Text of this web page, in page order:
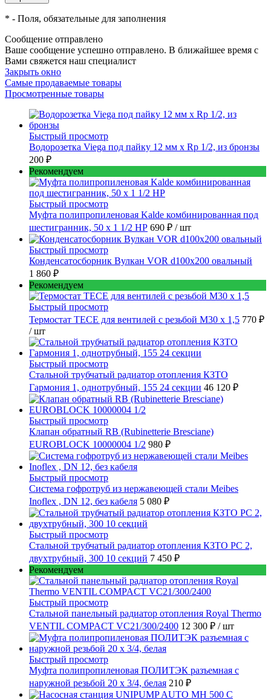
* - Поля, обязательные для заполнения
Сообщение отправлено
Ваше сообщение успешно отправлено. В ближайшее время с
Вами свяжется наш специалист
Закрыть окно
Самые продаваемые товары
Просмотренные товары
Быстрый просмотр
Водорозетка Viega под пайку 12 мм х Rp 1/2, из бронзы
200 ₽
Рекомендуем
Быстрый просмотр
Муфта полипропиленовая Kalde комбинированная под
шестигранник, 50 x 1 1/2 НР 690 ₽ / шт
Быстрый просмотр
Конденсатосборник Вулкан VOR d100x200 овальный
1 860 ₽
Рекомендуем
Быстрый просмотр
Термостат TECE для вентилей с резьбой М30 х 1,5 770 ₽
/ шт
Быстрый просмотр
Стальной трубчатый радиатор отопления КЗТО
Гармония 1, однотрубный, 155 24 секции 46 120 ₽
Быстрый просмотр
Клапан обратный RB (Rubinetterie Bresciane)
EUROBLOCK 10000004 1/2 980 ₽
Быстрый просмотр
Cистема гофротруб из нержавеющей стали Meibes
Inoflex , DN 12, без кабеля 5 080 ₽
Быстрый просмотр
Стальной трубчатый радиатор отопления КЗТО РС 2,
двухтрубный, 300 10 секций 7 450 ₽
Рекомендуем
Быстрый просмотр
Стальной панельный радиатор отопления Royal Thermo
VENTIL COMPACT VC21/300/2400 12 300 ₽ / шт
Быстрый просмотр
Муфта полипропиленовая ПОЛИТЭК разъемная с
наружной резьбой 20 x 3/4, белая 210 ₽